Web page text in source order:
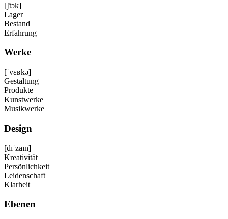
[ʃtɔk]
Lager
Bestand
Erfahrung
Werke
[ˈvɛʁkə]
Gestaltung
Produkte
Kunstwerke
Musikwerke
Design
[dɪˈzaɪn]
Kreativität
Persönlichkeit
Leidenschaft
Klarheit
Ebenen